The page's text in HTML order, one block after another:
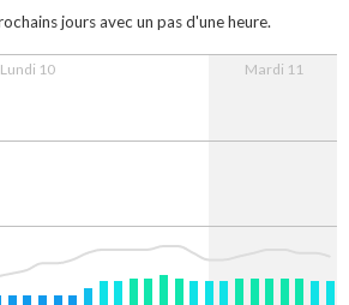
jours avec un pas d'une heure.
Lundi 10 Mardi 11